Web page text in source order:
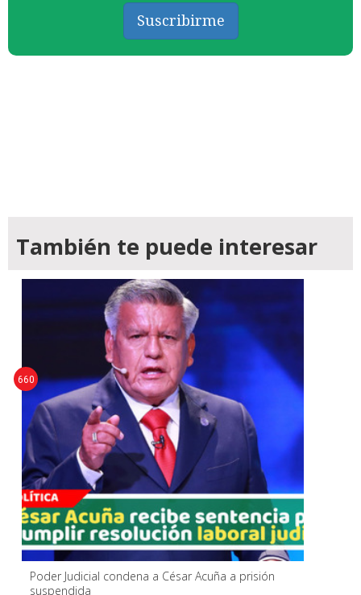
Suscribirme
También te puede interesar
Poder Judicial condena a César Acuña a prisión
suspendida
660